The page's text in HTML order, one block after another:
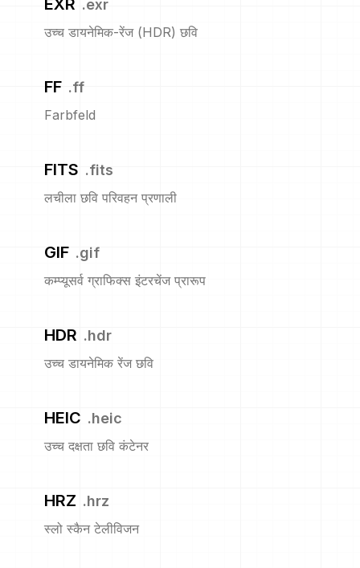
EXR .exr
उच्च डायनेमिक-रेंज (HDR) छवि
FF .ff
Farbfeld
FITS .fits
लचीला छवि परिवहन प्रणाली
GIF .gif
कम्प्यूसर्व ग्राफिक्स इंटरचेंज प्रारूप
HDR .hdr
उच्च डायनेमिक रेंज छवि
HEIC .heic
उच्च दक्षता छवि कंटेनर
HRZ .hrz
स्लो स्कैन टेलीविजन